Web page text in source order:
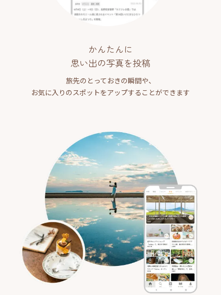
かんたんに
思い出の写真を投稿
旅先のとっておきの瞬間や、
お気に入りのスポットをアップすることができます